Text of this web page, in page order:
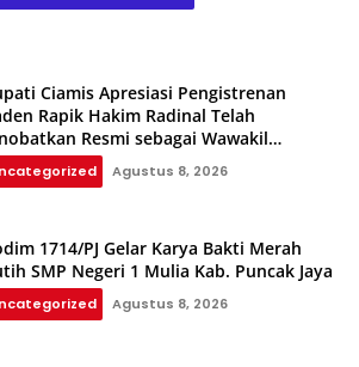
Ciamis Apresiasi Pengistrenan
Rapik Hakim Radinal Telah
Resmi sebagai Wawakil
Galuh Agustus 8, 2026
1714/PJ Gelar Karya Bakti Merah
SMP Negeri 1 Mulia Kab. Puncak Jaya
Agustus 8, 2026